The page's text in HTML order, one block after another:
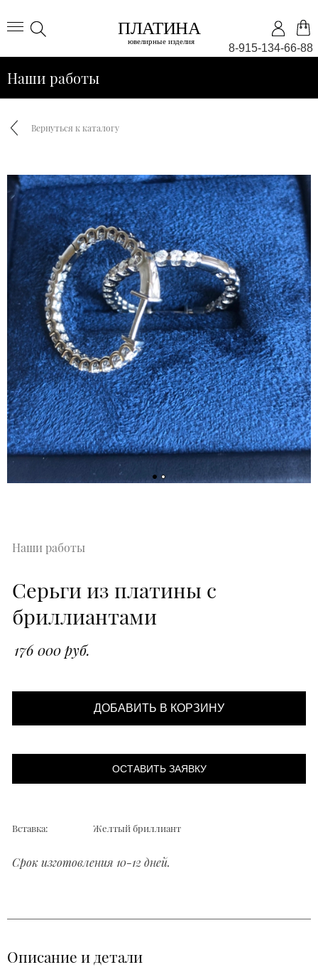
8-915-134-66-88
Наши работы
Вернуться к каталогу
Наши работы
Серьги из платины с
бриллиантами
176 000 руб.
ДОБАВИТЬ В КОРЗИНУ
ОСТАВИТЬ ЗАЯВКУ
Вставка: Желтый бриллиант
Срок изготовления 10-12 дней.
Описание и детали